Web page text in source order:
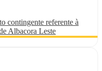
contingente referente à
Albacora Leste